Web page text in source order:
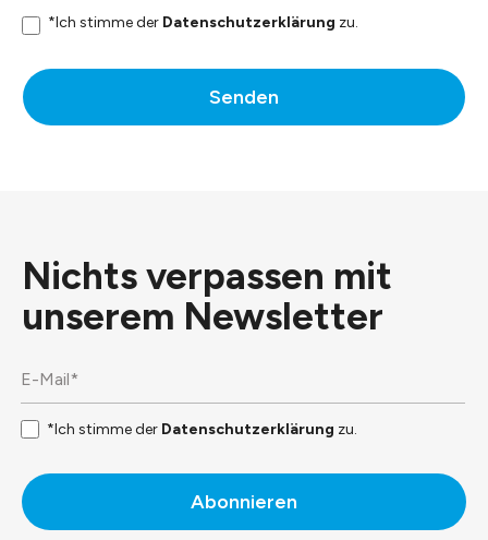
*Ich stimme der Datenschutzerklärung zu.
Senden
Nichts verpassen mit
unserem Newsletter
*Ich stimme der Datenschutzerklärung zu.
Abonnieren